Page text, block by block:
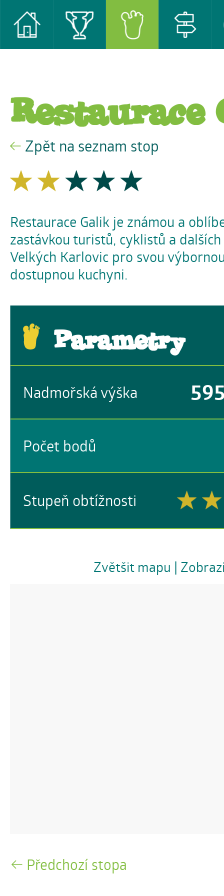
Restaurace
Zpět na seznam stop
Restaurace Galik je známou a
zastávkou turistů, cyklistů a
Velkých Karlovic pro svou
dostupnou kuchyni.
Parametry
Nadmořská výška
Počet bodů
Stupeň obtížnosti
Zvětšit mapu |
Předchozí stopa